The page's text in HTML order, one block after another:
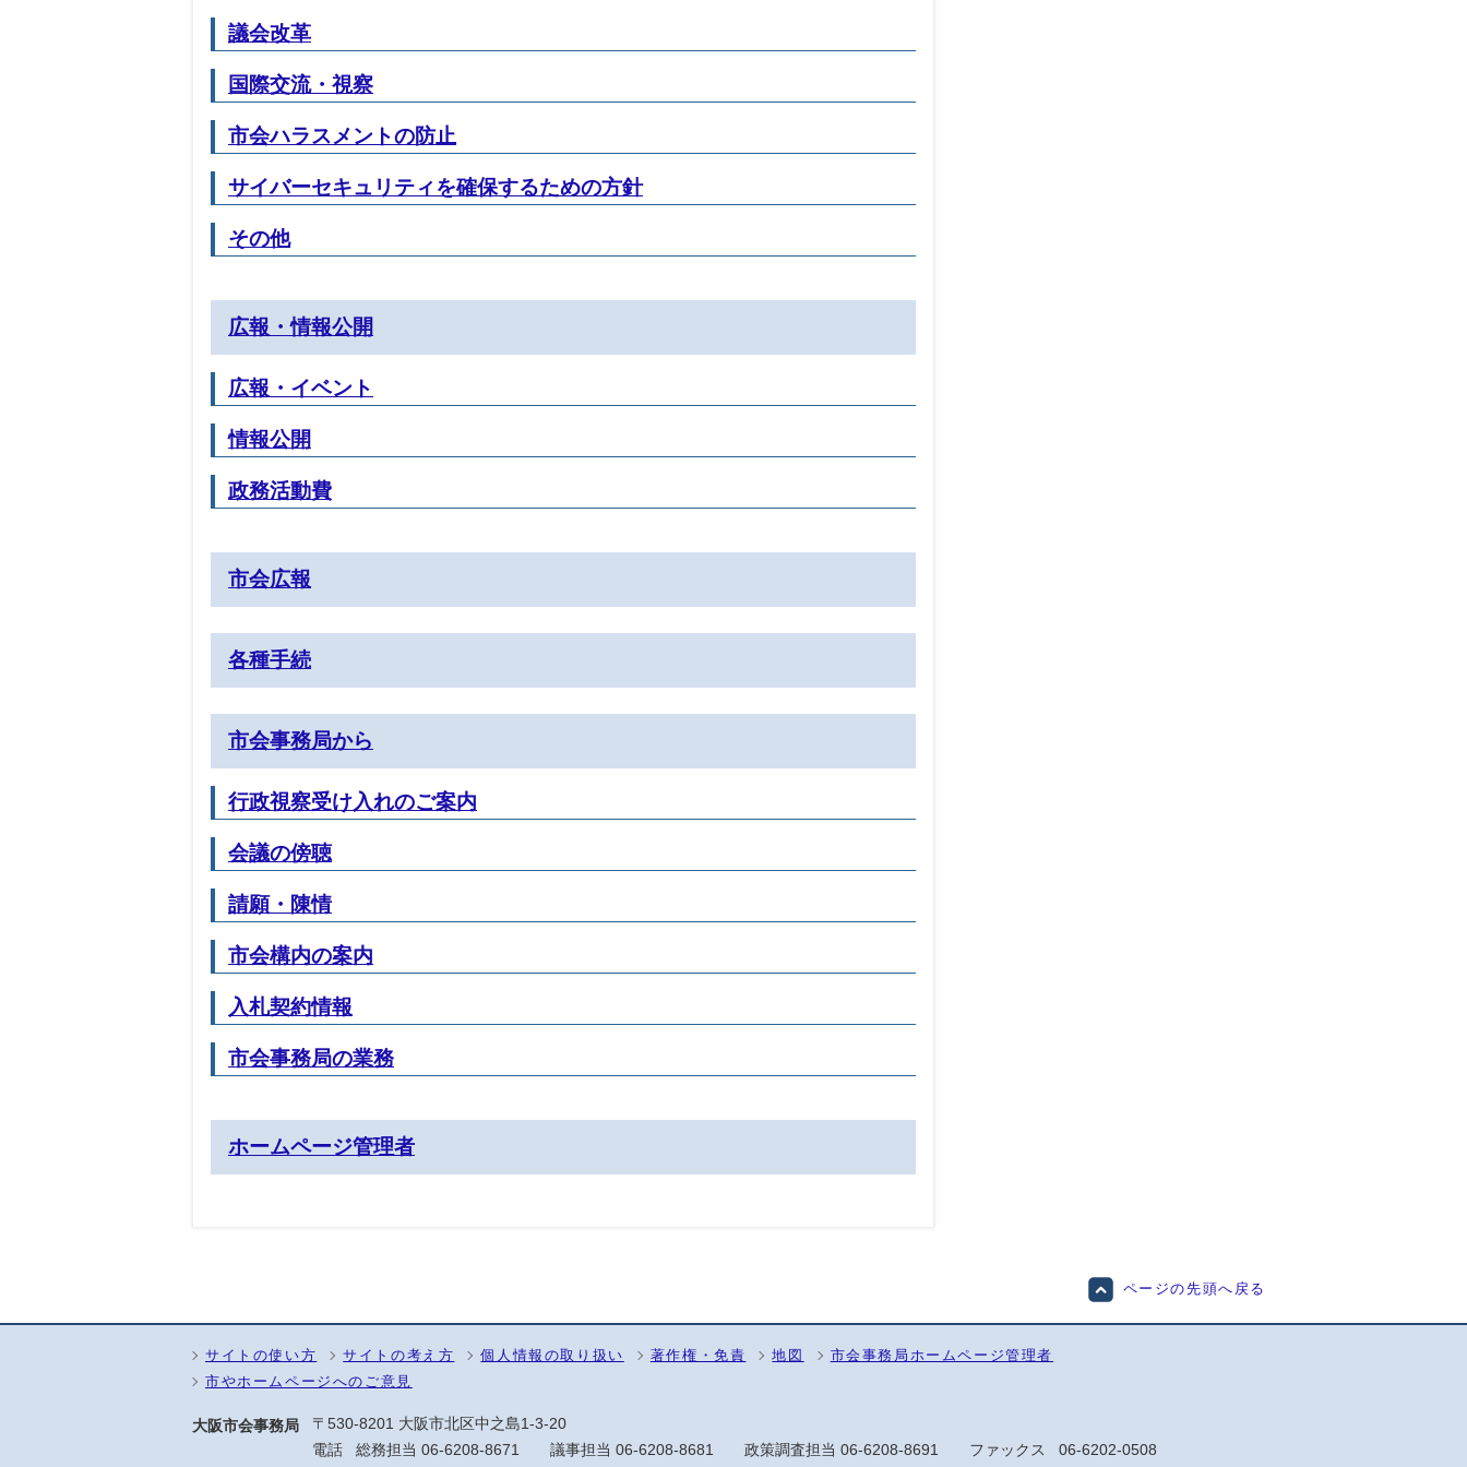
議会改革
国際交流・視察
市会ハラスメントの防止
サイバーセキュリティを確保するための方針
その他
広報・情報公開
広報・イベント
情報公開
政務活動費
市会広報
各種手続
市会事務局から
行政視察受け入れのご案内
会議の傍聴
請願・陳情
市会構内の案内
入札契約情報
市会事務局の業務
ホームページ管理者
ページの先頭へ戻る
サイトの使い方 サイトの考え方 個人情報の取り扱い 著作権・免責 地図
市会事務局ホームページ管理者
市やホームページへのご意見
大阪市会事務局
〒530-8201 大阪市北区中之島1-3-20
電話
総務担当 06-6208-8671 議事担当 06-6208-8681 政策調査担当 06-6208-8691 ファックス 06-6202-0508